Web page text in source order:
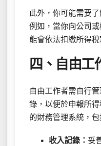
此外，你可能需要
例如，當你向公司
能會依法扣繳所得稅
四、自由工
自由工作者需自行
錄，以便於申報所
的財務管理系統，包
收入記錄： 妥